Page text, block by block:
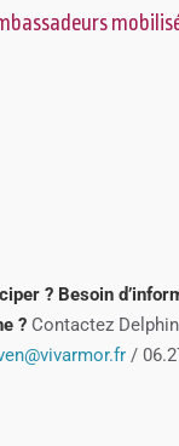
? Besoin
? Contactez
/